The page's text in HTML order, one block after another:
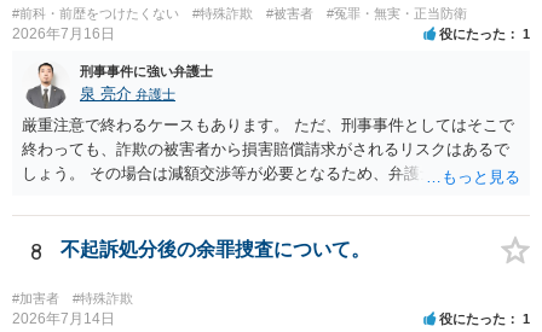
#前科・前歴をつけたくない #特殊詐欺 #被害者 #冤罪・無実・正当防衛
2026年7月16日 役にたった 1
刑事事件に強い弁護士
泉 亮介 弁護士
厳重注意で終わるケースもあります。 ただ、刑事事件としてはそこで
終わっても、詐欺の被害者から損害賠償請求がされるリスクはあるで
しょう。 その場合は減額交渉等が必要となるため、弁護士を立てるか
8 不起訴処分後の余罪捜査について。
#加害者 #特殊詐欺
2026年7月14日 役にたった 1